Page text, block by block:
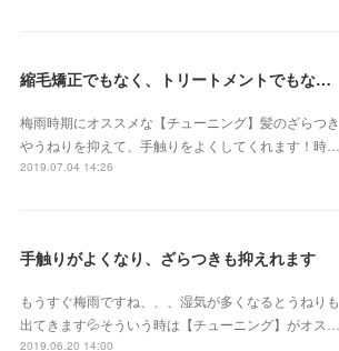
縮毛矯正でもなく、トリートメントでもない 新感覚のストリートメントです😊
梅雨時期にオススメな【チューニング】髪のざらつき
やうねりを抑えて、手触りをよくしてくれます！時…
2019.07.04 14:26
手触りがよくなり、ざらつきも抑えれます
もうすぐ梅雨ですね、、、湿気が多くなるとうねりも
出てきます💦そういう時は【チューニング】がオス…
2019.06.20 14:00